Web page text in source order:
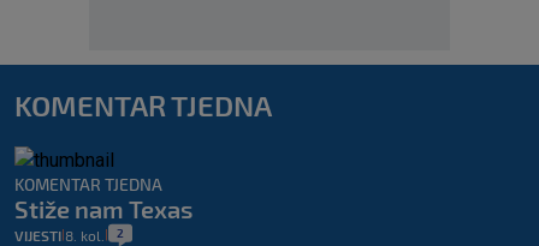
KOMENTAR TJEDNA
KOMENTAR TJEDNA
Stiže nam Texas
VIJESTI 8. kol. 2